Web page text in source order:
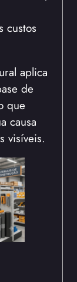
custos
aplica
de
que
causa
visíveis.